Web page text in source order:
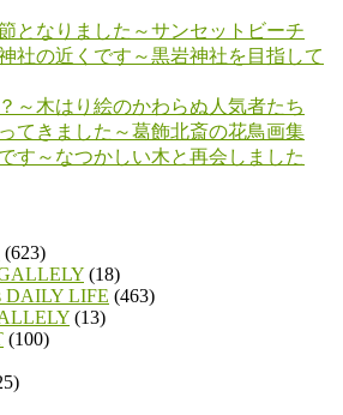
となりました～サンセットビーチ
社の近くです～黒岩神社を目指して
～木はり絵のかわらぬ人気者たち
てきました～葛飾北斎の花鳥画集
す～なつかしい木と再会しました
(623)
(18)
DAILY LIFE (463)
(13)
(100)